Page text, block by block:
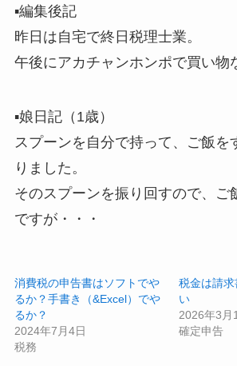
▪️編集後記
昨日は自宅で終日税理士業。
午後にアカチャンホンポで買い物
▪️娘日記（1歳）
スプーンを自分で持って、ご飯を
りました。
そのスプーンを振り回すので、ご
ですが・・・
消費税の申告書はソフトでや
るか？手書き（&Excel）でや
るか？
2024年7月4日
税務
税金は請
い
2026年3月
確定申告